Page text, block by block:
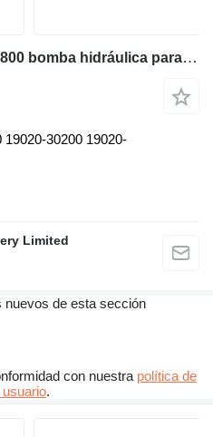
Rexroth AP2D28 19020-29800 bomba hidráulica para Takeuchi TB240 TB250 TB260 miniexcavadora
19020-30200 19020-
Limited
nuevos de esta sección
con nuestra política de
.